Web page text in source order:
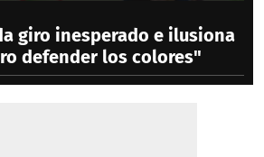
giro inesperado e ilusiona
defender los colores"